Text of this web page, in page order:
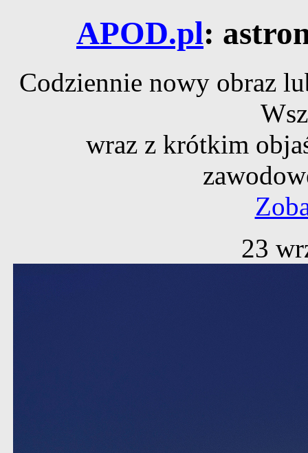
APOD.pl:
Codziennie nowy obraz
wraz z krótkim
23